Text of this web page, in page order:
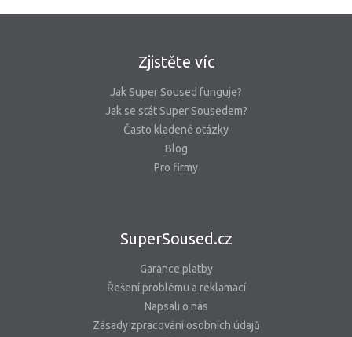
Zjistěte víc
Jak Super Soused funguje?
Jak se stát Super Sousedem?
Často kladené otázky
Blog
Pro firmy
SuperSoused.cz
Garance platby
Řešení problému a reklamací
Napsali o nás
Zásady zpracování osobních údajů